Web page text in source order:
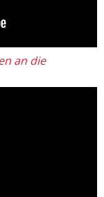
an die